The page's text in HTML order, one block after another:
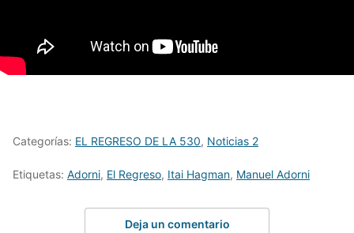
Categorías: EL REGRESO DE LA 530, Noticias 2
Etiquetas: Adorni, El Regreso, Itai Hagman, Manuel Adorni
Deja un comentario